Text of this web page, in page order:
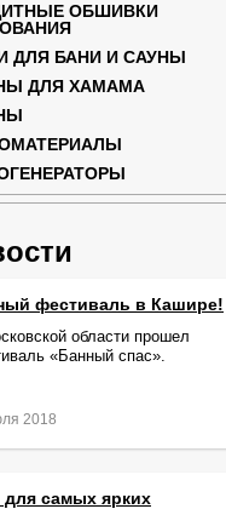
ОБШИВКИ
ДЛЯ БАНИ И САУНЫ
ДЛЯ ХАМАМА
фестиваль в Кашире!
области прошел
«Банный спас».
2018
самых ярких